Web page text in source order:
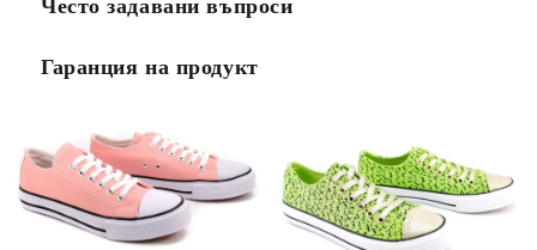
Често задавани въпроси
Гаранция на продукт